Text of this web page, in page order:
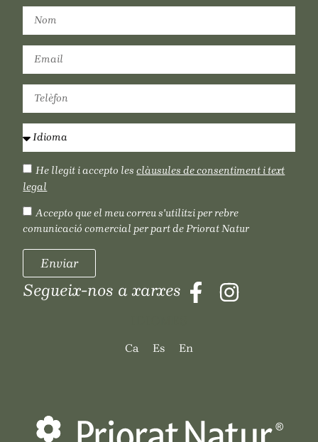
He llegit i accepto lesclàusules de consentiment i text
legal
Accepto que el meu correu s'utilitzi per rebre
comunicació comercial per part de Priorat Natur
Enviar
Segueix-nos a xarxes
Ca Es En